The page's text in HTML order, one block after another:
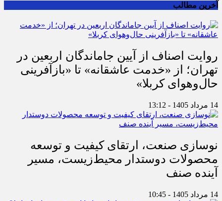
آخرین مطالب
روایت اصناف از آیین جاماندگان اربعین در
تهران؛ از «خدمت عاشقانه» تا «بازآفرینی
حال‌وهوای کربلا»
14 مرداد 1405 - 13:12
نوسازی صنعت، ارتقای کیفیت و توسعه
محصولات دوستدار محیط‌زیست، مسیر
آینده صنف
14 مرداد 1405 - 10:45